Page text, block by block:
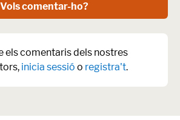
Vols comentar-ho?
els comentaris dels nostres
inicia sessió o registra't.